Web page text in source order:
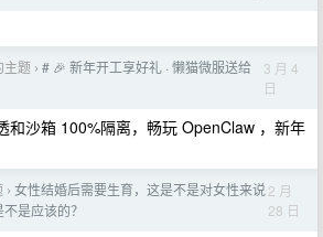
主题 › # 🎉 新年开工享好礼 · 懒猫微服送给
3 月 4
日
和沙箱 100%隔离，畅玩 OpenClaw ，新年
› 女性结婚后需要生育，这是不是对女性来说
是应该的？
2 月
28 日